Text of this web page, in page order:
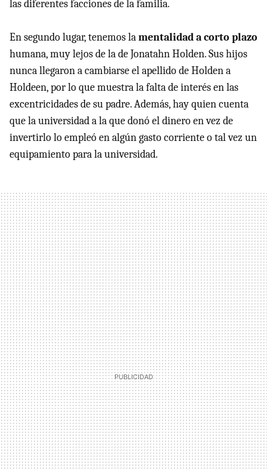
las diferentes facciones de la familia.
En segundo lugar, tenemos lamentalidad a corto plazo
humana, muy lejos de la de Jonatahn Holden. Sus hijos
nunca llegaron a cambiarse el apellido de Holden a
Holdeen, por lo que muestra la falta de interés en las
excentricidades de su padre. Además, hay quien cuenta
que la universidad a la que donó el dinero en vez de
invertirlo lo empleó en algún gasto corriente o tal vez un
equipamiento para la universidad.